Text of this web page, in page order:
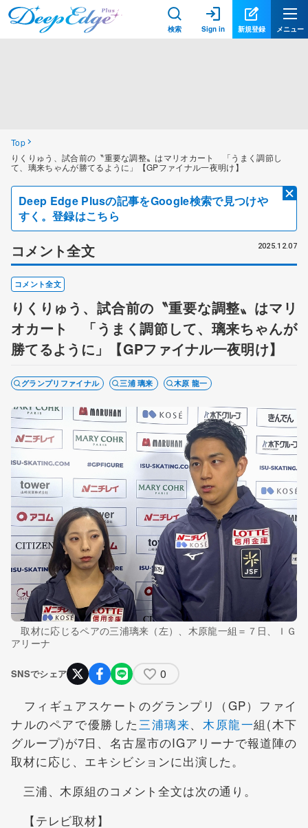
検索 Sign in 新規登録 メニュー
Top
りくりゅう、試合前の〝重要な調整〟はマリオカート 「うまく調節し
て、璃来ちゃんが勝てるように」【GPファイナル一夜明け】
Deep Edge Plusの記事をGoogle検索で見つけや
すく。登録はこちら
コメント全文 2025.12.07
コメント全文
りくりゅう、試合前の〝重要な調整〟はマリ
オカート 「うまく調節して、璃来ちゃんが
勝てるように」【GPファイナル一夜明け】
グランプリファイナル 三浦 璃来 木原 龍一
取材に応じるペアの三浦璃来（左）、木原龍一組＝７日、ＩＧ
アリーナ
SNSでシェア 0
フィギュアスケートのグランプリ（GP）ファイ
ナルのペアで優勝した三浦璃来、 木原龍一組(木下
グループ)が7日、名古屋市のIGアリーナで報道陣の
取材に応じ、エキシビションに出演した。
三浦、木原組のコメント全文は次の通り。
【テレビ取材】